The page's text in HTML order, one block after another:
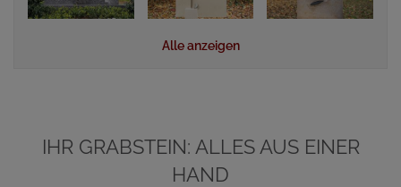
Alle anzeigen
IHR GRABSTEIN: ALLES AUS EINER
HAND